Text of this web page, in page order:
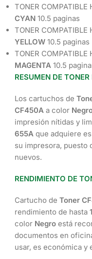
TONER COMPATIBLE
CYAN 10.5 paginas
TONER COMPATIBLE
YELLOW 10.5 paginas
TONER COMPATIBLE
MAGENTA 10.5
RESUMEN DE
Los cartuchos de
CF450A a color
impresión nítidas y
655A que adquiere
su impresora, puesto
nuevos.
RENDIMIENTO DE
Cartucho de Toner
rendimiento de hasta
color Negro está
documentos en
usar, es económica y